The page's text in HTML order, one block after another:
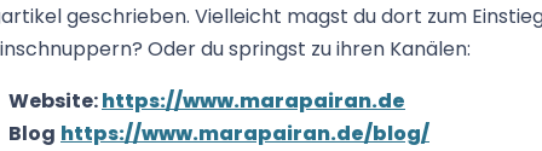
geschrieben. Vielleicht magst du dort zum
Oder du springst zu ihren Kanälen:
Website:https://www.marapairan.de
Blog https://www.marapairan.de/blog/